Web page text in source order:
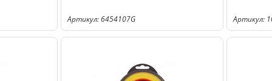
Артикул: 6454107G Артикул: